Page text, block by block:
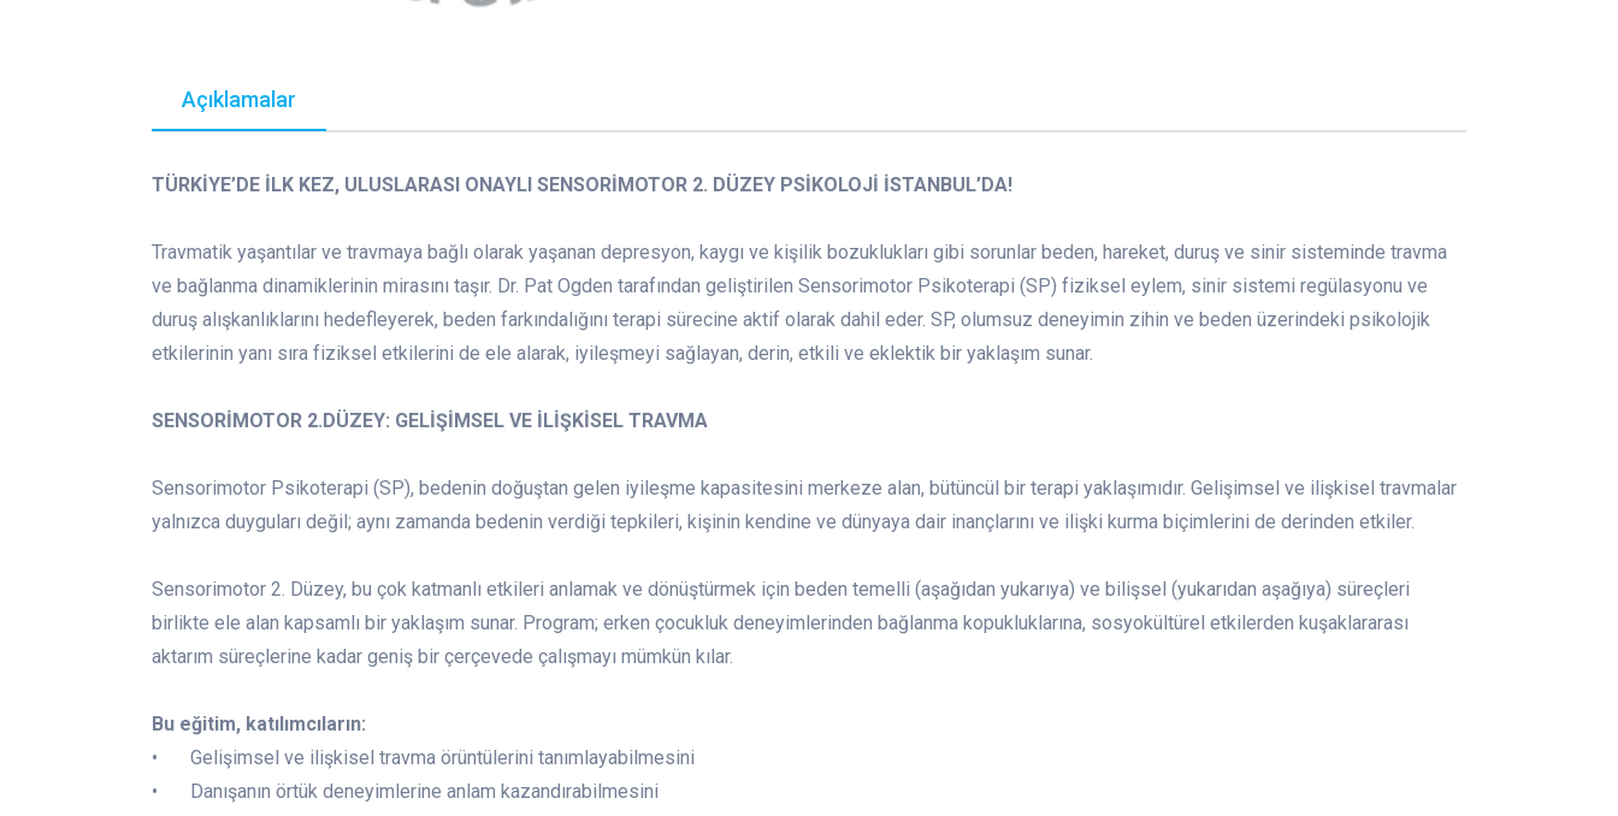
Açıklamalar
TÜRKİYE’DE İLK KEZ, ULUSLARASI ONAYLI SENSORİMOTOR 2. DÜZEY PSİKOLOJİ İSTANBUL’DA!
Travmatik yaşantılar ve travmaya bağlı olarak yaşanan depresyon, kaygı ve kişilik bozuklukları gibi sorunlar beden, hareket, duruş ve sinir sisteminde travma
ve bağlanma dinamiklerinin mirasını taşır. Dr. Pat Ogden tarafından geliştirilen Sensorimotor Psikoterapi (SP) fiziksel eylem, sinir sistemi regülasyonu ve
duruş alışkanlıklarını hedefleyerek, beden farkındalığını terapi sürecine aktif olarak dahil eder. SP, olumsuz deneyimin zihin ve beden üzerindeki psikolojik
etkilerinin yanı sıra fiziksel etkilerini de ele alarak, iyileşmeyi sağlayan, derin, etkili ve eklektik bir yaklaşım sunar.
SENSORİMOTOR 2.DÜZEY: GELİŞİMSEL VE İLİŞKİSEL TRAVMA
Sensorimotor Psikoterapi (SP), bedenin doğuştan gelen iyileşme kapasitesini merkeze alan, bütüncül bir terapi yaklaşımıdır. Gelişimsel ve ilişkisel travmalar
yalnızca duyguları değil; aynı zamanda bedenin verdiği tepkileri, kişinin kendine ve dünyaya dair inançlarını ve ilişki kurma biçimlerini de derinden etkiler.
Sensorimotor 2. Düzey, bu çok katmanlı etkileri anlamak ve dönüştürmek için beden temelli (aşağıdan yukarıya) ve bilişsel (yukarıdan aşağıya) süreçleri
birlikte ele alan kapsamlı bir yaklaşım sunar. Program; erken çocukluk deneyimlerinden bağlanma kopukluklarına, sosyokültürel etkilerden kuşaklararası
aktarım süreçlerine kadar geniş bir çerçevede çalışmayı mümkün kılar.
Bu eğitim, katılımcıların:
•
Gelişimsel ve ilişkisel travma örüntülerini tanımlayabilmesini
•
Danışanın örtük deneyimlerine anlam kazandırabilmesini